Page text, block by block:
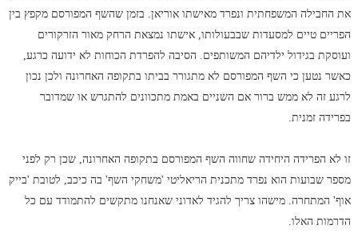
את החבילה המשפחתית ונפרד מאישתו אוריאן. בזמן שהשף המפורסם מקפץ בין
הפריים טיים למסעדות שבבעולותו, אישתו נמצאת הרחק מאור הזרקורים
ועוסקת בגידול ילדיהם המשותפים. הסיבה להפרדת הכוחות לא ידועה כרגע,
כאשר נטען כי השף המפורסם לא מתגורר בביתו בתקופה האחרונה ולכן נכון
לרגע זה לא ממש ברור אם השניים באמת מתכוונים להתגרש או שמדובר
בפרידה זמנית.
זו לא הפרידה היחידה שחווה השף המפורסם בתקופה האחרונה, שכן רק לפני
מספר שבועות הוא נפרד מתכנית הריאליטי 'משחקי השף' בה כיכב, לטובת 'בייק
אוף' המתחרה. מישהו צריך להגיד לאדוני שאנחנו מתקשים להתמודד עם כל
הדרמות האלו.